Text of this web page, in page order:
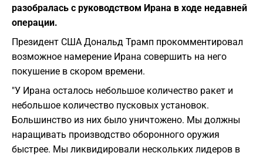
разобралась с руководством Ирана в ходе недавней
операции.
Президент США Дональд Трамп прокомментировал
возможное намерение Ирана совершить на него
покушение в скором времени.
"У Ирана осталось небольшое количество ракет и
небольшое количество пусковых установок.
Большинство из них было уничтожено. Мы должны
наращивать производство оборонного оружия
быстрее. Мы ликвидировали нескольких лидеров в